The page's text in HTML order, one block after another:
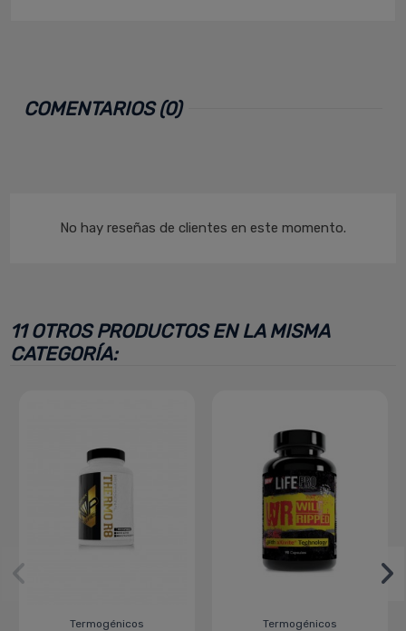
COMENTARIOS (0)
No hay reseñas de clientes en este momento.
11 OTROS PRODUCTOS EN LA MISMA
CATEGORÍA:
Termogénicos Termogénicos